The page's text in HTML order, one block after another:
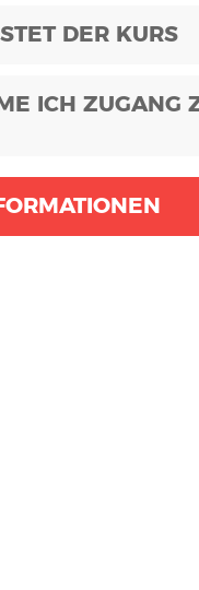
DER KURS
ICH ZUGANG